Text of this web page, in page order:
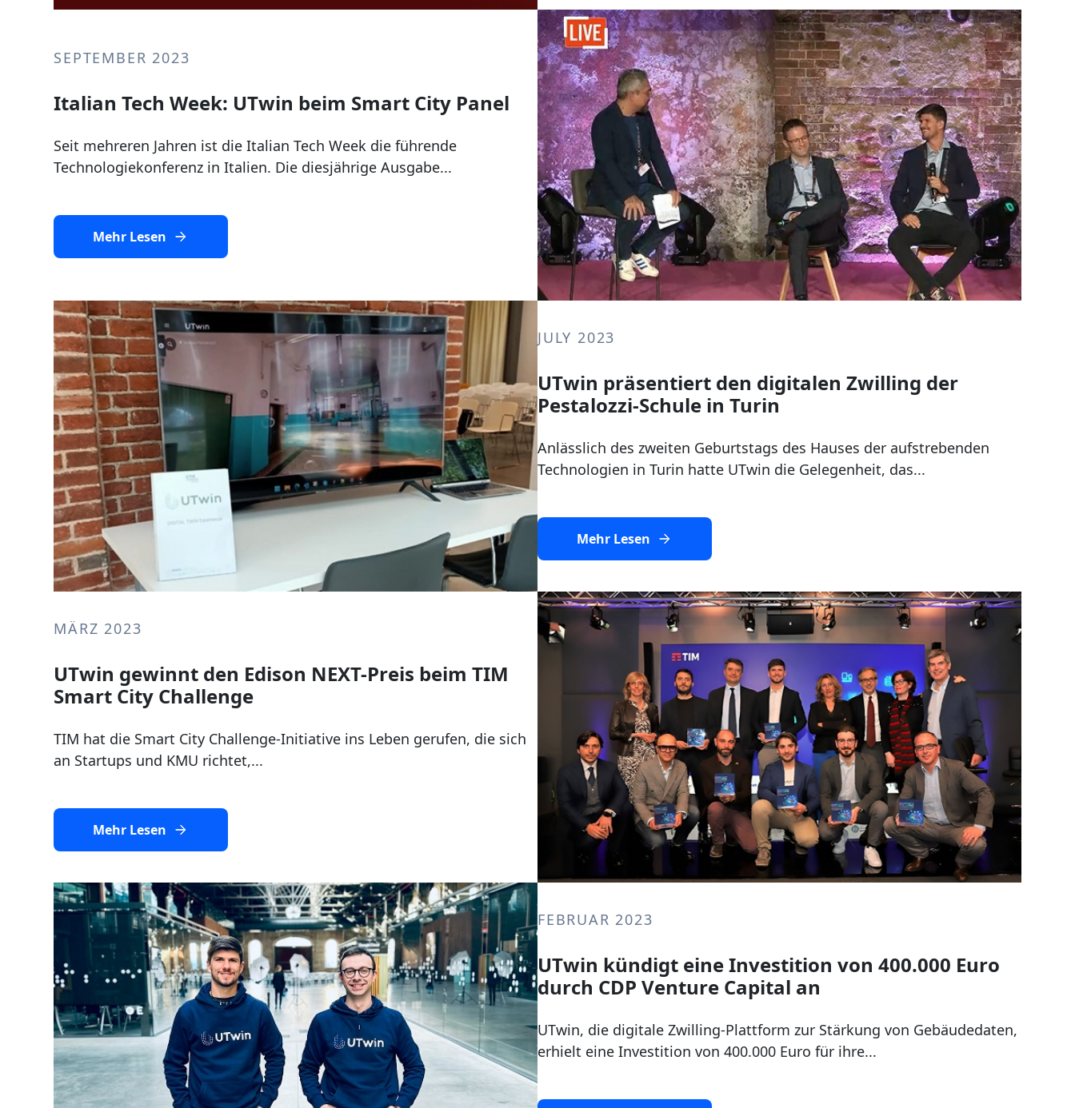
SEPTEMBER 2023
Italian Tech Week: UTwin beim Smart City Panel
Seit mehreren Jahren ist die Italian Tech Week die führende
Technologiekonferenz in Italien. Die diesjährige Ausgabe...
Mehr Lesen
JULY 2023
UTwin präsentiert den digitalen Zwilling der
Pestalozzi-Schule in Turin
Anlässlich des zweiten Geburtstags des Hauses der aufstrebenden
Technologien in Turin hatte UTwin die Gelegenheit, das...
Mehr Lesen
MÄRZ 2023
UTwin gewinnt den Edison NEXT-Preis beim TIM
Smart City Challenge
TIM hat die Smart City Challenge-Initiative ins Leben gerufen, die sich
an Startups und KMU richtet,...
Mehr Lesen
FEBRUAR 2023
UTwin kündigt eine Investition von 400.000 Euro
durch CDP Venture Capital an
UTwin, die digitale Zwilling-Plattform zur Stärkung von Gebäudedaten,
erhielt eine Investition von 400.000 Euro für ihre...